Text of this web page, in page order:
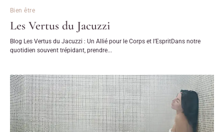
Bien être
Les Vertus du Jacuzzi
Blog Les Vertus du Jacuzzi : Un Allié pour le Corps et l’EspritDans notre
quotidien souvent trépidant, prendre...